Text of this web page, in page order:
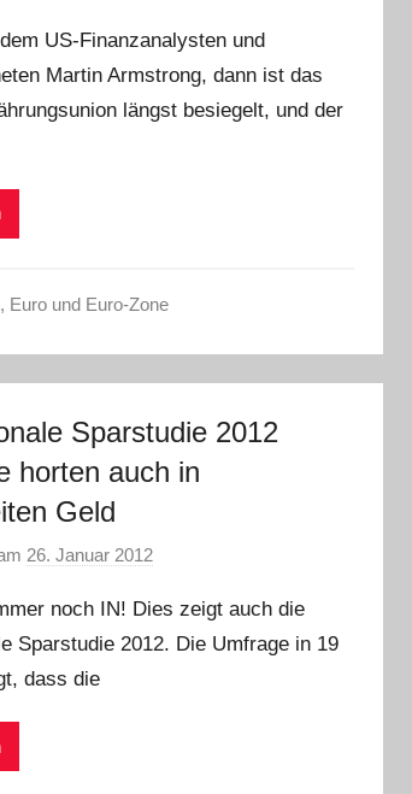
n
a
US-Finanzanalysten und
Martin Armstrong, dann ist das
längst besiegelt, und der
, Euro und Euro-Zone
Sparstudie 2012
horten auch in
Geld
26. Januar 2012v
n
P
noch IN! Dies zeigt auch die
Sparstudie 2012. Die Umfrage in 19
dass die